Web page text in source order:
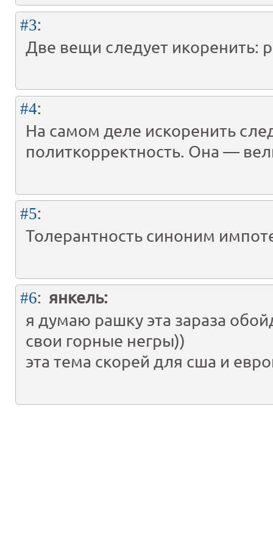
#3:
Две вещи следует икоренить:
#4:
На самом деле искоренить
политкорректность. Она —
#5:
Толерантность синоним
#6: янкель:
я думаю рашку эта зараза
свои горные негры))
эта тема скорей для сша и